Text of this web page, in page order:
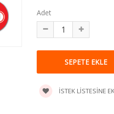
Adet
İSTEK LISTESINE